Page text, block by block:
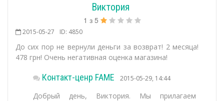
Виктория
1 з 5
2015-05-27 ID: 4850
До сих пор не вернули деньги за возврат! 2 месяца!
478 грн! Очень негативная оценка магазина!
Контакт-ценр FAME 2015-05-29, 14:44
Добрый день, Виктория. Мы прилагаем